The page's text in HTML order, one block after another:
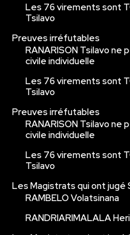
Les 76 virements sont
Tsilavo
Preuves irréfutables
RANARISON Tsilavo
civile individuelle
Les 76 virements sont
Tsilavo
Preuves irréfutables
RANARISON Tsilavo
civile individuelle
Les 76 virements sont
Tsilavo
Les Magistrats qui ont jugé
RAMBELO Volatsinana
RANDRIARIMALALA